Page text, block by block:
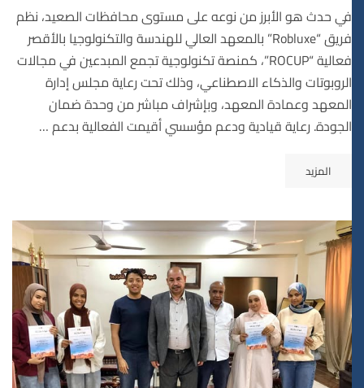
في حدث هو الأبرز من نوعه على مستوى محافظات الصعيد، نظم
فريق “Robluxe” بالمعهد العالي للهندسة والتكنولوجيا بالأقصر
فعالية “ROCUP”، كمنصة تكنولوجية تجمع المبدعين في مجالات
الروبوتات والذكاء الاصطناعي، وذلك تحت رعاية مجلس إدارة
المعهد وعمادة المعهد، وبإشراف مباشر من وحدة ضمان
الجودة. رعاية قيادية ودعم مؤسسي أقيمت الفعالية بدعم …
المزيد